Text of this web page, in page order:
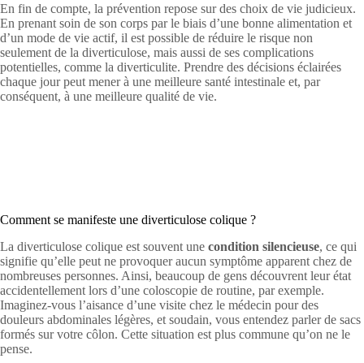
En fin de compte, la prévention repose sur des choix de vie judicieux.
En prenant soin de son corps par le biais d’une bonne alimentation et
d’un mode de vie actif, il est possible de réduire le risque non
seulement de la diverticulose, mais aussi de ses complications
potentielles, comme la diverticulite. Prendre des décisions éclairées
chaque jour peut mener à une meilleure santé intestinale et, par
conséquent, à une meilleure qualité de vie.
Comment se manifeste une diverticulose colique ?
La diverticulose colique est souvent une condition silencieuse, ce qui
signifie qu’elle peut ne provoquer aucun symptôme apparent chez de
nombreuses personnes. Ainsi, beaucoup de gens découvrent leur état
accidentellement lors d’une coloscopie de routine, par exemple.
Imaginez-vous l’aisance d’une visite chez le médecin pour des
douleurs abdominales légères, et soudain, vous entendez parler de sacs
formés sur votre côlon. Cette situation est plus commune qu’on ne le
pense.